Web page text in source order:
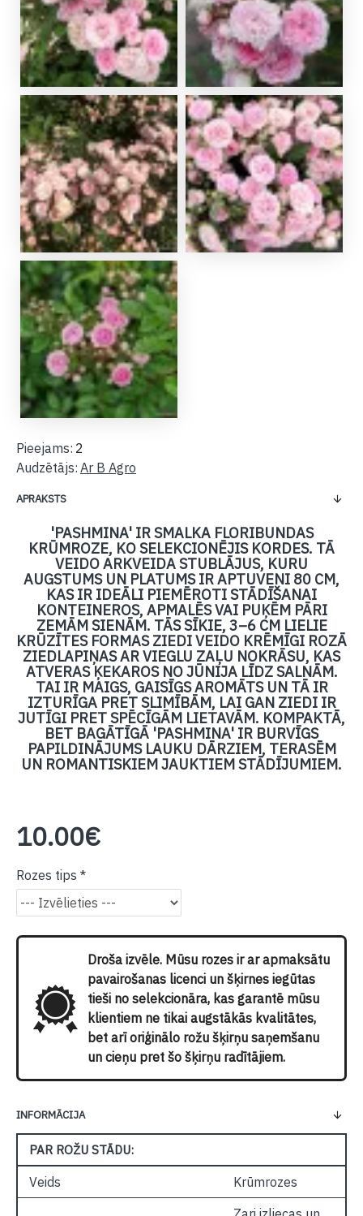
APRAKSTS
'PASHMINA' IR SMALKA FLORIBUNDAS
KRŪMROZE, KO SELEKCIONĒJIS KORDES. TĀ
VEIDO ARKVEIDA STUBLĀJUS, KURU
AUGSTUMS UN PLATUMS IR APTUVENI 80 CM,
KAS IR IDEĀLI PIEMĒROTI STĀDĪŠANAI
KONTEINEROS, APMALĒS VAI PUĶĒM PĀRI
ZEMĀM SIENĀM. TĀS SĪKIE, 3–6 CM LIELIE
KRŪZĪTES FORMAS ZIEDI VEIDO KRĒMĪGI ROZĀ
ZIEDLAPIŅAS AR VIEGLU ZAĻU NOKRĀSU, KAS
ATVERAS ĶEKAROS NO JŪNIJA LĪDZ SALNĀM.
TAI IR MAIGS, GAISĪGS AROMĀTS UN TĀ IR
IZTURĪGA PRET SLIMĪBĀM, LAI GAN ZIEDI IR
JUTĪGI PRET SPĒCĪGĀM LIETAVĀM. KOMPAKTĀ,
BET BAGĀTĪGĀ 'PASHMINA' IR BURVĪGS
PAPILDINĀJUMS LAUKU DĀRZIEM, TERASĒM
UN ROMANTISKIEM JAUKTIEM STĀDĪJUMIEM.
Pieejams: 2
Audzētājs: Ar B Agro
10.00€
Rozes tips
Droša izvēle. Mūsu rozes ir ar apmaksātu
pavairošanas licenci un šķirnes iegūtas
tieši no selekcionāra, kas garantē mūsu
klientiem ne tikai augstākās kvalitātes,
bet arī oriģinālo rožu šķirņu saņemšanu
un cieņu pret šo šķirņu radītājiem.
INFORMĀCIJA
PAR ROŽU STĀDU:
Veids Krūmrozes